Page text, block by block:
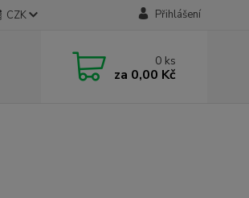
CZK Přihlášení
0 ks
za 0,00 Kč